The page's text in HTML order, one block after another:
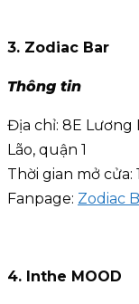
3. Zodiac Bar
Thông tin
Địa chỉ: 8E
Lão, quận 1
Thời gian mở cửa:
Fanpage: Zodiac
4. Inthe MOOD